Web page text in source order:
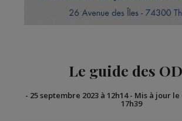
Le guide des
- 25 septembre 2023 à 12h14- Mis à jour le
17h39